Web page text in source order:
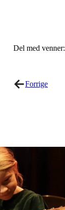
Del med venner:
Forrige